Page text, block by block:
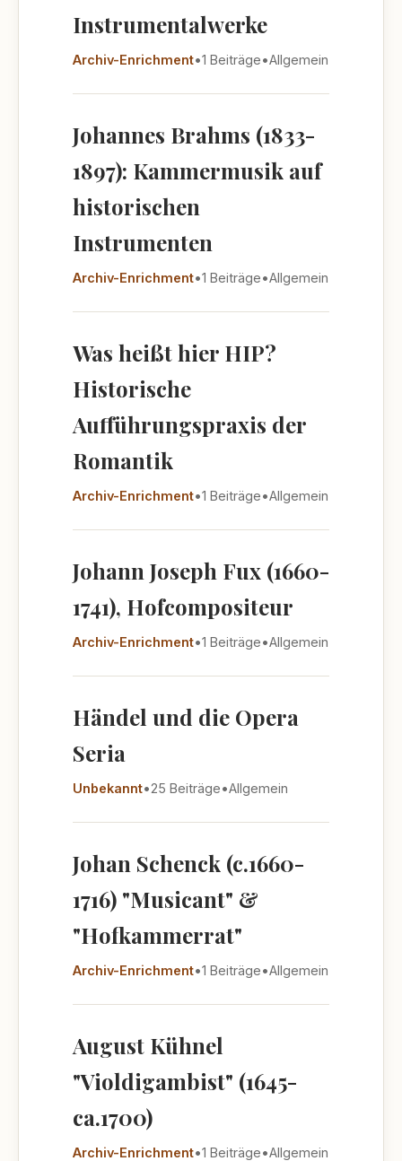
Instrumentalwerke
Archiv-Enrichment•1 Beiträge•Allgemein
Johannes Brahms (1833-
1897): Kammermusik auf
historischen
Instrumenten
Archiv-Enrichment•1 Beiträge•Allgemein
Was heißt hier HIP?
Historische
Aufführungspraxis der
Romantik
Archiv-Enrichment•1 Beiträge•Allgemein
Johann Joseph Fux (1660-
1741), Hofcompositeur
Archiv-Enrichment•1 Beiträge•Allgemein
Händel und die Opera
Seria
Unbekannt•25 Beiträge•Allgemein
Johan Schenck (c.1660-
1716) "Musicant" &
"Hofkammerrat"
Archiv-Enrichment•1 Beiträge•Allgemein
August Kühnel
"Violdigambist" (1645-
ca.1700)
Archiv-Enrichment•1 Beiträge•Allgemein